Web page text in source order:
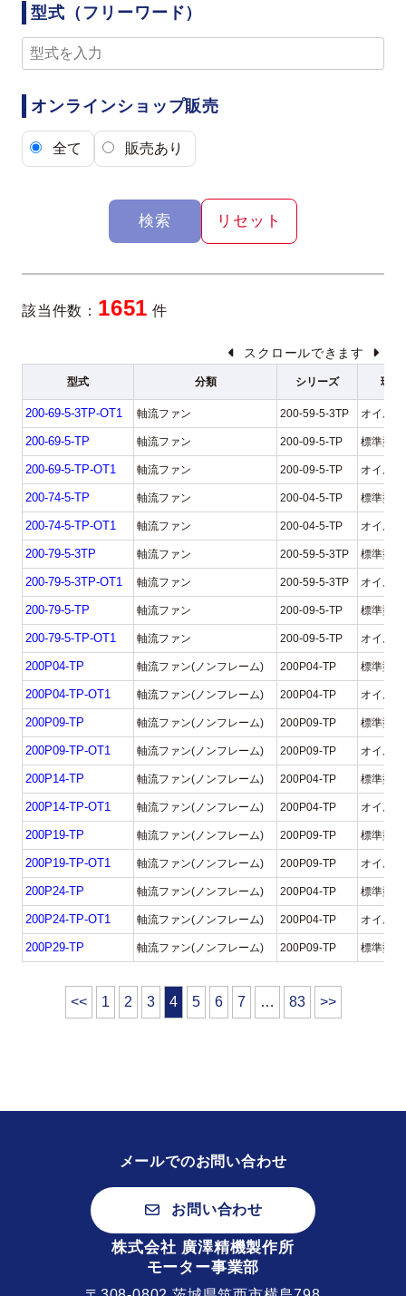
型式（フリーワード）
オンラインショップ販売
全て 販売あり
検索 リセット
該当件数： 1651 件
スクロールできます
型式 分類 シリーズ 環境
200-69-5-3TP-OT1 軸流ファン 200-59-5-3TP オイル
200-69-5-TP 軸流ファン 200-09-5-TP 標準型
200-69-5-TP-OT1 軸流ファン 200-09-5-TP オイル
200-74-5-TP 軸流ファン 200-04-5-TP 標準型
200-74-5-TP-OT1 軸流ファン 200-04-5-TP オイル
200-79-5-3TP 軸流ファン 200-59-5-3TP 標準型
200-79-5-3TP-OT1 軸流ファン 200-59-5-3TP オイル
200-79-5-TP 軸流ファン 200-09-5-TP 標準型
200-79-5-TP-OT1 軸流ファン 200-09-5-TP オイル
200P04-TP 軸流ファン(ノンフレーム) 200P04-TP 標準型
200P04-TP-OT1 軸流ファン(ノンフレーム) 200P04-TP オイル
200P09-TP 軸流ファン(ノンフレーム) 200P09-TP 標準型
200P09-TP-OT1 軸流ファン(ノンフレーム) 200P09-TP オイル
200P14-TP 軸流ファン(ノンフレーム) 200P04-TP 標準型
200P14-TP-OT1 軸流ファン(ノンフレーム) 200P04-TP オイル
200P19-TP 軸流ファン(ノンフレーム) 200P09-TP 標準型
200P19-TP-OT1 軸流ファン(ノンフレーム) 200P09-TP オイル
200P24-TP 軸流ファン(ノンフレーム) 200P04-TP 標準型
200P24-TP-OT1 軸流ファン(ノンフレーム) 200P04-TP オイル
200P29-TP 軸流ファン(ノンフレーム) 200P09-TP 標準型
<< 1 2 3 4 5 6 7 … 83 >>
メールでのお問い合わせ
お問い合わせ
株式会社 廣澤精機製作所
モーター事業部